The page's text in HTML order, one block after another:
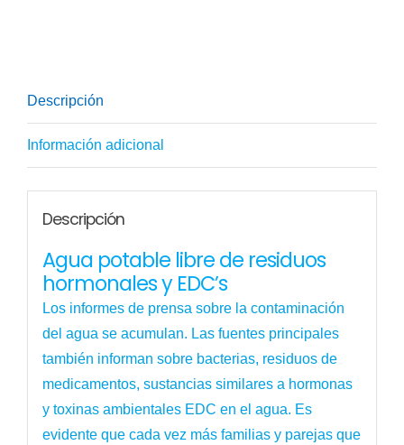
ósmosis
inversa
BE
el
hogar
cantidad
Descripción
Información adicional
Descripción
Agua potable libre de residuos
hormonales y EDC’s
Los informes de prensa sobre la contaminación
del agua se acumulan. Las fuentes principales
también informan sobre bacterias, residuos de
medicamentos, sustancias similares a hormonas
y toxinas ambientales EDC en el agua. Es
evidente que cada vez más familias y parejas que